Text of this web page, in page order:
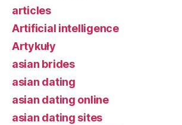
articles
Artificial intelligence
Artykuły
asian brides
asian dating
asian dating online
asian dating sites